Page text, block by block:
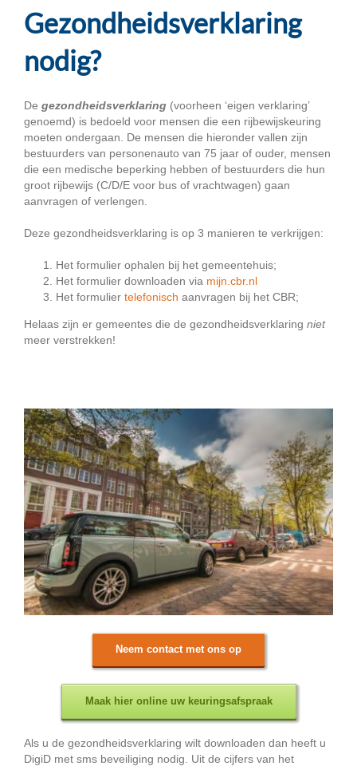
Gezondheidsverklaring
nodig?
De gezondheidsverklaring (voorheen ‘eigen verklaring’
genoemd) is bedoeld voor mensen die een rijbewijskeuring
moeten ondergaan. De mensen die hieronder vallen zijn
bestuurders van personenauto van 75 jaar of ouder, mensen
die een medische beperking hebben of bestuurders die hun
groot rijbewijs (C/D/E voor bus of vrachtwagen) gaan
aanvragen of verlengen.
Deze gezondheidsverklaring is op 3 manieren te verkrijgen:
Het formulier ophalen bij het gemeentehuis;
Het formulier downloaden via mijn.cbr.nl
Het formulier telefonisch aanvragen bij het CBR;
Helaas zijn er gemeentes die de gezondheidsverklaring niet
meer verstrekken!
Neem contact met ons op
Maak hier online uw keuringsafspraak
Als u de gezondheidsverklaring wilt downloaden dan heeft u
DigiD met sms beveiliging nodig. Uit de cijfers van het